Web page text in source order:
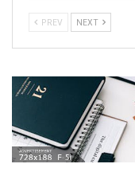
PREV NEXT